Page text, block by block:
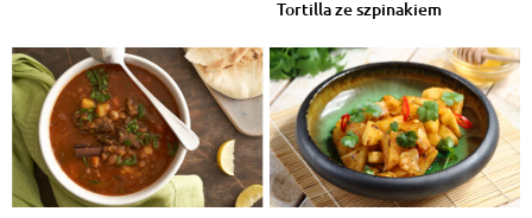
Tortilla ze szpinakiem